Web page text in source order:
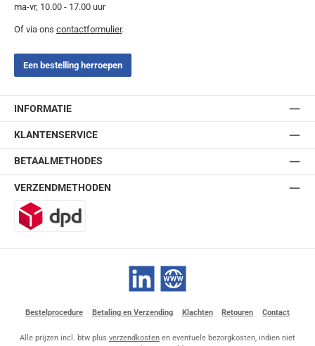
ma-vr, 10.00 - 17.00 uur
Of via ons contactformulier.
Een bestelling herroepen
INFORMATIE
KLANTENSERVICE
BETAALMETHODES
VERZENDMETHODEN
LinkedIn Website
Bestelprocedure Betaling en Verzending Klachten Retouren Contact
Alle prijzen incl. btw plus verzendkosten en eventuele bezorgkosten, indien niet